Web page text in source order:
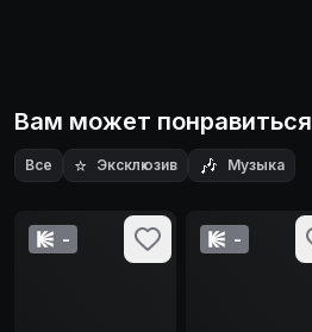
Вам может понравиться
Все ⭐ Эксклюзив 🎶 Музыка
- -